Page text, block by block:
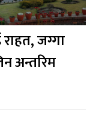
जग्गा
अन्तरिम